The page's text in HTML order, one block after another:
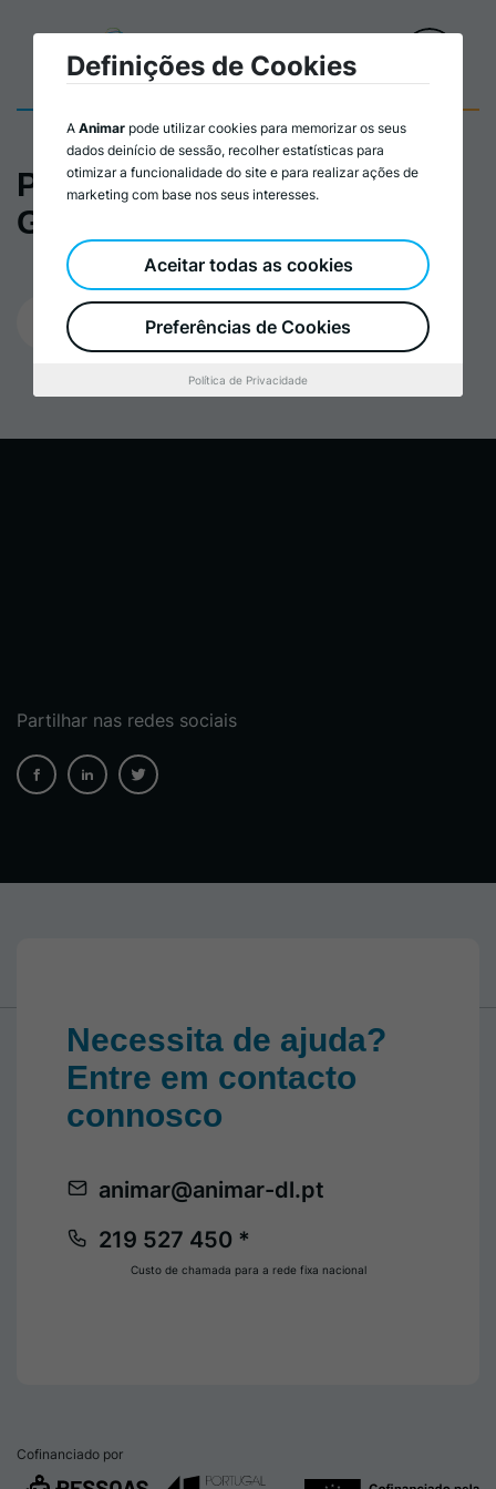
Plano de formação de
Gestão de Projeto
17/04/2023
Partilhar nas redes sociais
Necessita de ajuda?
Entre em contacto
connosco
219 527 450 *
animar@animar-dl.pt
Custo de chamada para a rede fixa nacional
Cofinanciado por
Definições de Cookies
A Animar pode utilizar cookies para memorizar os seus
dados deinício de sessão, recolher estatísticas para
otimizar a funcionalidade do site e para realizar ações de
marketing com base nos seus interesses.
Preferências de Cookies
Aceitar todas as cookies
Política de Privacidade